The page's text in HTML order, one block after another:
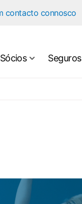
contacto connosco
Sócios Seguros